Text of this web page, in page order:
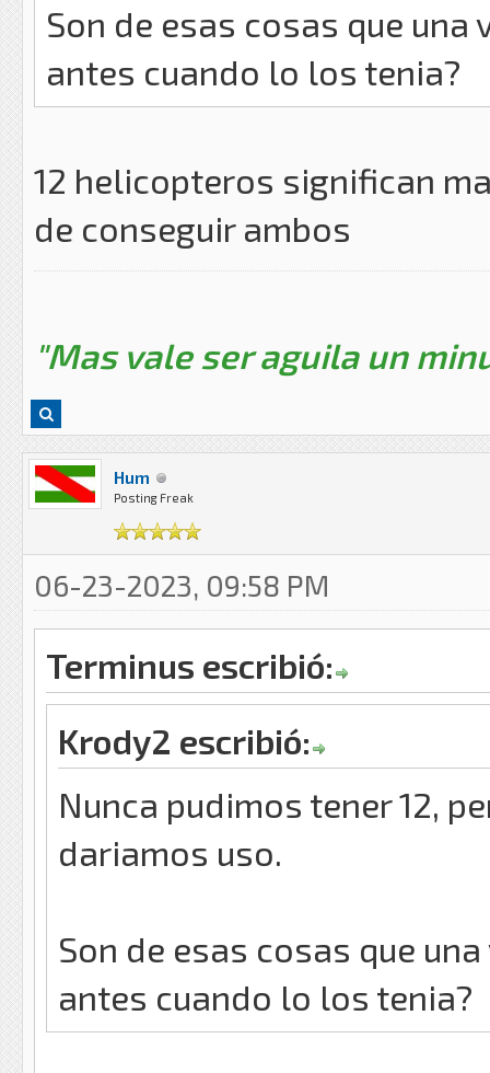
Son de esas cosas que
antes cuando lo los tenia?
12 helicopteros significan
de conseguir ambos
"Mas vale ser aguila un
Hum
Posting Freak
06-23-2023, 09:58 PM
Terminus escribió:
Krody2 escribió:
Nunca pudimos tener 12,
dariamos uso.
Son de esas cosas que
antes cuando lo los tenia?